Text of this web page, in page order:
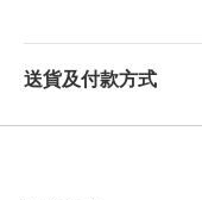
送貨及付款方式